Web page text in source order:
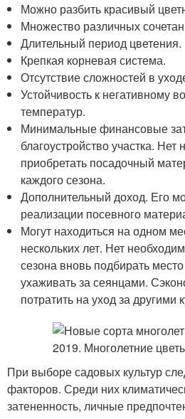
Можно разбить красивый
Множество различных
Длительный период цветения.
Крепкая корневая система.
Отсутствие сложностей в
Устойчивость к негативному
температур.
Минимальные финансовые
благоустройство участка. Нет
приобретать посадочный
каждого сезона.
Дополнительный доход. Его
реализации посевного
Могут находиться на одном
нескольких лет. Нет
сезона вновь подбирать
ухаживать за сеянцами.
потратить на уход за другими
При выборе садовых культур
факторов. Среди них
затененность, личные